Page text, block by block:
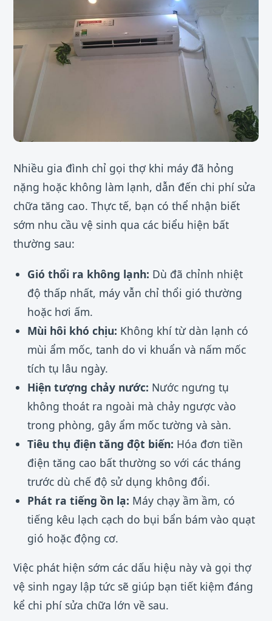
Nhiều gia đình chỉ gọi thợ khi máy đã hỏng
nặng hoặc không làm lạnh, dẫn đến chi phí sửa
chữa tăng cao. Thực tế, bạn có thể nhận biết
sớm nhu cầu vệ sinh qua các biểu hiện bất
thường sau:
Gió thổi ra không lạnh: Dù đã chỉnh nhiệt
độ thấp nhất, máy vẫn chỉ thổi gió thường
hoặc hơi ấm.
Mùi hôi khó chịu: Không khí từ dàn lạnh có
mùi ẩm mốc, tanh do vi khuẩn và nấm mốc
tích tụ lâu ngày.
Hiện tượng chảy nước: Nước ngưng tụ
không thoát ra ngoài mà chảy ngược vào
trong phòng, gây ẩm mốc tường và sàn.
Tiêu thụ điện tăng đột biến: Hóa đơn tiền
điện tăng cao bất thường so với các tháng
trước dù chế độ sử dụng không đổi.
Phát ra tiếng ồn lạ: Máy chạy ầm ầm, có
tiếng kêu lạch cạch do bụi bẩn bám vào quạt
gió hoặc động cơ.
Việc phát hiện sớm các dấu hiệu này và gọi thợ
vệ sinh ngay lập tức sẽ giúp bạn tiết kiệm đáng
kể chi phí sửa chữa lớn về sau.